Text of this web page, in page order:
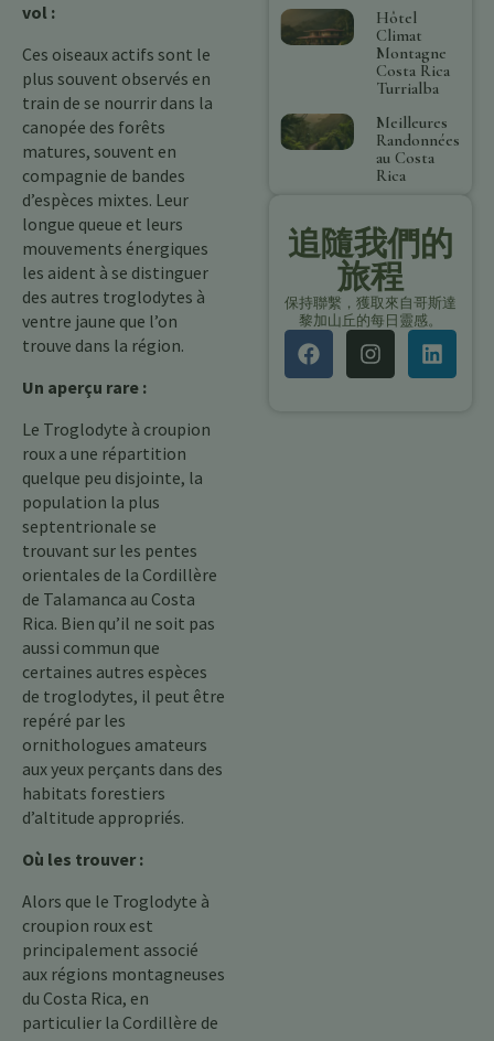
vol :
Ces oiseaux actifs sont le
plus souvent observés en
train de se nourrir dans la
canopée des forêts
matures, souvent en
compagnie de bandes
d’espèces mixtes. Leur
longue queue et leurs
mouvements énergiques
les aident à se distinguer
des autres troglodytes à
ventre jaune que l’on
trouve dans la région.
Un aperçu rare :
Le Troglodyte à croupion
roux a une répartition
quelque peu disjointe, la
population la plus
septentrionale se
trouvant sur les pentes
orientales de la Cordillère
de Talamanca au Costa
Rica. Bien qu’il ne soit pas
aussi commun que
certaines autres espèces
de troglodytes, il peut être
repéré par les
ornithologues amateurs
aux yeux perçants dans des
habitats forestiers
d’altitude appropriés.
Où les trouver :
Alors que le Troglodyte à
croupion roux est
principalement associé
aux régions montagneuses
du Costa Rica, en
particulier la Cordillère de
Hôtel
Climat
Montagne
Costa Rica
Turrialba
Meilleures
Randonnées
au Costa
Rica
追隨我們的
旅程
保持聯繫，獲取來自哥斯達
黎加山丘的每日靈感。